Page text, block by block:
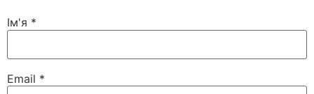
Ім'я *
Email *